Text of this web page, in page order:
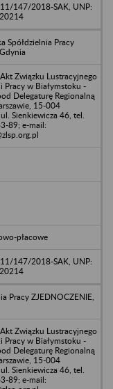
147/2018-SAK, UNP:
Spółdzielnia Pracy
Związku Lustracyjnego
Pracy w Białymstoku -
Delegaturę Regionalną
15-004
Sienkiewicza 46, tel.
89; e-mail:
płacowe
147/2018-SAK, UNP:
Pracy ZJEDNOCZENIE,
Związku Lustracyjnego
Pracy w Białymstoku -
Delegaturę Regionalną
15-004
Sienkiewicza 46, tel.
89; e-mail: